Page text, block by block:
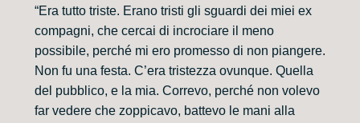
“Era tutto triste. Erano tristi gli sguardi dei miei ex
compagni, che cercai di incrociare il meno
possibile, perché mi ero promesso di non piangere.
Non fu una festa. C’era tristezza ovunque. Quella
del pubblico, e la mia. Correvo, perché non volevo
far vedere che zoppicavo, battevo le mani alla